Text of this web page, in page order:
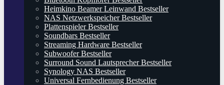
Heimkino Beamer Leinwand Bestseller
NAS Netzwerkspeicher Bestseller
Plattenspieler Bestseller
Soundbars Bestseller
Streaming Hardware Bestseller
Subwoofer Bestseller
Surround Sound Lautsprecher Bestseller
Synology NAS Bestseller
Universal Fernbedienung Bestseller